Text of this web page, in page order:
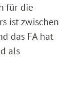
für die
ist zwischen
das FA hat
als